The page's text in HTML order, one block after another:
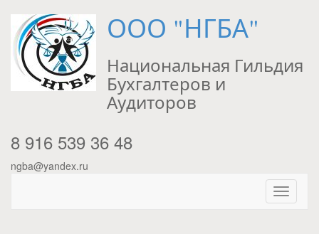
ООО "НГБА"
Национальная Гильдия
Бухгалтеров и
Аудиторов
8 916 539 36 48
ngba@yandex.ru